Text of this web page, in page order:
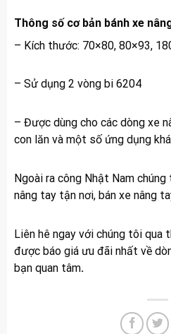
Thông số cơ bản bánh xe
– Kích thước: 70×80, 80×93,
– Sử dụng 2 vòng bi 6204
– Được dùng cho các dòng xe
con lăn và một số ứng dụng
Ngoài ra công Nhật Nam
nâng tay tận nơi, bán xe nâng
Liên hê ngay với chúng tôi qua
được báo giá ưu đãi nhất về
bạn quan tâm.